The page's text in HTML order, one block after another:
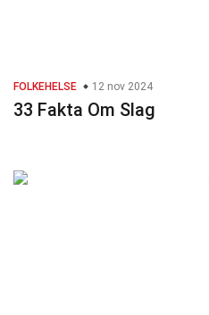
FOLKEHELSE 12 nov 2024
33 Fakta Om Slag